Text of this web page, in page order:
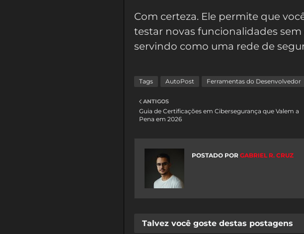
Com certeza. Ele permite que
testar novas funcionalidades
servindo como uma rede de
Tags AutoPost Ferramentas do Desenvolvedor
ANTIGOS
Guia de Certificações em Cibersegurança que Valem a
Pena em 2026
POSTADO POR GABRIEL R. CRUZ
Talvez você goste destas postagens